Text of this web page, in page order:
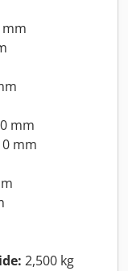
mm
mm
mm
2,500 kg